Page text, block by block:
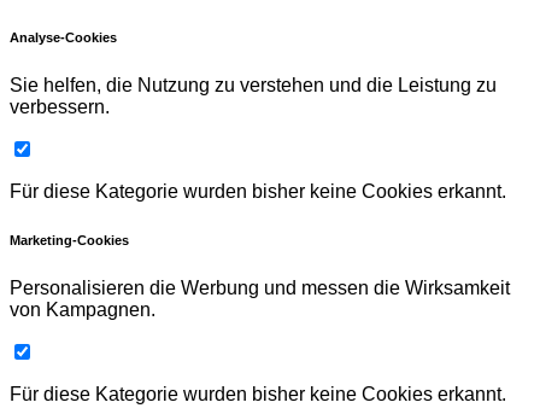
Analyse-Cookies
Sie helfen, die Nutzung zu verstehen und die Leistung zu
verbessern.
Für diese Kategorie wurden bisher keine Cookies erkannt.
Marketing-Cookies
Personalisieren die Werbung und messen die Wirksamkeit
von Kampagnen.
Für diese Kategorie wurden bisher keine Cookies erkannt.